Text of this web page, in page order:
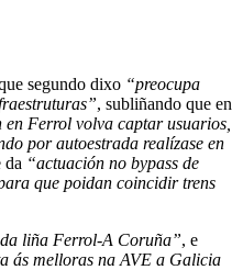
segundo dixo “preocupa
, subliñando que en
en Ferrol volva captar usuarios,
por autoestrada realízase en
da “actuación no bypass de
que poidan coincidir trens
da liña Ferrol-A Coruña”, e
ás melloras na AVE a Galicia